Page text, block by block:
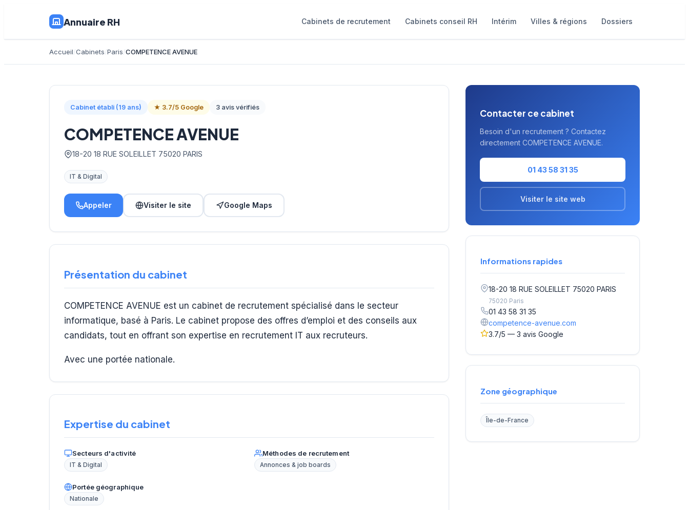
Annuaire RH Cabinets de recrutement Cabinets conseil RH Intérim Villes & régions Dossiers
Accueil Cabinets Paris COMPETENCE AVENUE
Cabinet établi (19 ans) ★ 3.7/5 Google 3 avis vérifiés
COMPETENCE AVENUE
18-20 18 RUE SOLEILLET 75020 PARIS
IT & Digital
Appeler Visiter le site Google Maps
Présentation du cabinet
COMPETENCE AVENUE est un cabinet de recrutement spécialisé dans le secteur
informatique, basé à Paris. Le cabinet propose des offres d’emploi et des conseils aux
candidats, tout en offrant son expertise en recrutement IT aux recruteurs.
Avec une portée nationale.
Expertise du cabinet
Secteurs d'activité
IT & Digital
Méthodes de recrutement
Annonces & job boards
Portée géographique
Nationale
Contacter ce cabinet
Besoin d'un recrutement ? Contactez
directement COMPETENCE AVENUE.
01 43 58 31 35
Visiter le site web
Informations rapides
18-20 18 RUE SOLEILLET 75020 PARIS
75020 Paris
01 43 58 31 35
competence-avenue.com
3.7/5 — 3 avis Google
Zone géographique
Île-de-France